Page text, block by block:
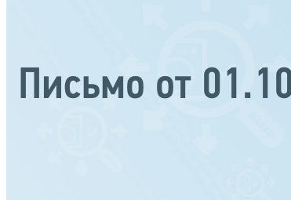
Письмо от